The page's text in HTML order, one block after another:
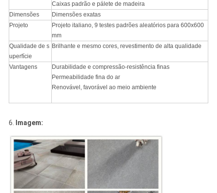
Caixas padrão e pálete de madeira
Dimensões
Dimensões exatas
Projeto
Projeto italiano, 9 testes padrões aleatórios para 600x600
mm
Qualidade de s
uperfície
Brilhante e mesmo cores, revestimento de alta qualidade
Vantagens
Durabilidade e compressão-resistência finas
Permeabilidade fina do ar
Renovável, favorável ao meio ambiente
6. Imagem: